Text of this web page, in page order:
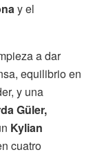
y el
a dar
equilibrio en
y una
Güler,
Kylian
cuatro